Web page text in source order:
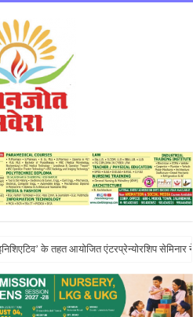
गुजराल पंजाब टेक्निकल यूनिवर्सिटी के वाइस-